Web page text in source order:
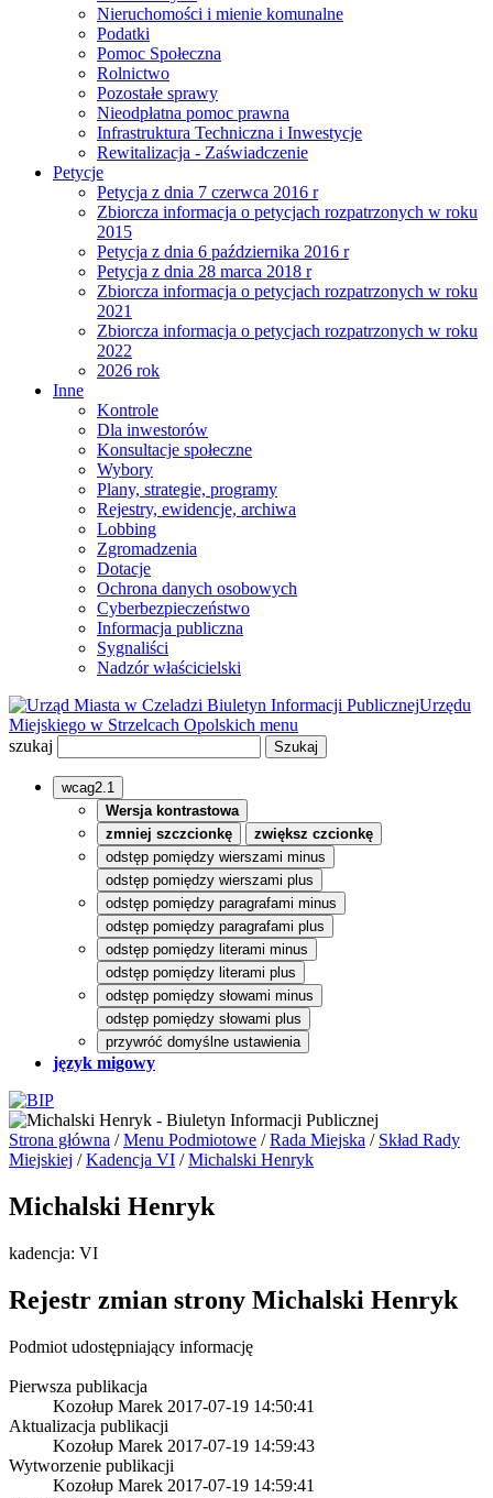
Nieruchomości i mienie komunalne
Podatki
Pomoc Społeczna
Rolnictwo
Pozostałe sprawy
Nieodpłatna pomoc prawna
Infrastruktura Techniczna i Inwestycje
Rewitalizacja - Zaświadczenie
Petycje
Petycja z dnia 7 czerwca 2016 r
Zbiorcza informacja o petycjach rozpatrzonych w roku
2015
Petycja z dnia 6 października 2016 r
Petycja z dnia 28 marca 2018 r
Zbiorcza informacja o petycjach rozpatrzonych w roku
2021
Zbiorcza informacja o petycjach rozpatrzonych w roku
2022
2026 rok
Inne
Kontrole
Dla inwestorów
Konsultacje społeczne
Wybory
Plany, strategie, programy
Rejestry, ewidencje, archiwa
Lobbing
Zgromadzenia
Dotacje
Ochrona danych osobowych
Cyberbezpieczeństwo
Informacja publiczna
Sygnaliści
Nadzór właścicielski
Biuletyn Informacji PublicznejUrzędu
Miejskiego w Strzelcach Opolskich menu
szukaj
wcag2.1
Wersja kontrastowa
zmniej szczcionkę
zwiększ czcionkę
odstęp pomiędzy wierszami minus
odstęp pomiędzy wierszami plus
odstęp pomiędzy paragrafami minus
odstęp pomiędzy paragrafami plus
odstęp pomiędzy literami minus
odstęp pomiędzy literami plus
odstęp pomiędzy słowami minus
odstęp pomiędzy słowami plus
przywróć domyślne ustawienia
język migowy
Strona główna /Menu Podmiotowe /Rada Miejska / Skład Rady
Miejskiej /Kadencja VI /Michalski Henryk
Michalski Henryk
kadencja: VI
Rejestr zmian strony Michalski Henryk
Podmiot udostępniający informację
Pierwsza publikacja
Kozołup Marek 2017-07-19 14:50:41
Aktualizacja publikacji
Kozołup Marek 2017-07-19 14:59:43
Wytworzenie publikacji
Kozołup Marek 2017-07-19 14:59:41